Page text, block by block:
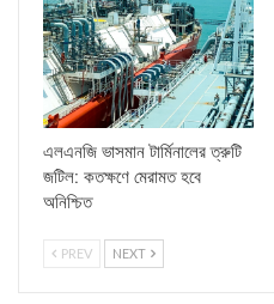
এলএনজি ভাসমান টার্মিনালের ত্রুটি
জটিল: কতক্ষণে মেরামত হবে
অনিশ্চিত
PREV NEXT